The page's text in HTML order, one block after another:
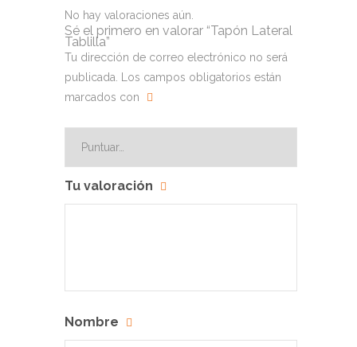
No hay valoraciones aún.
Sé el primero en valorar “Tapón Lateral
Tablilla”
Tu dirección de correo electrónico no será
publicada.
Los campos obligatorios están
marcados con
Tu valoración
Nombre